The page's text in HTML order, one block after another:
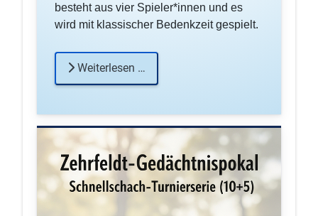
besteht aus vier Spieler*innen und es
wird mit klassischer Bedenkzeit gespielt.
Weiterlesen …